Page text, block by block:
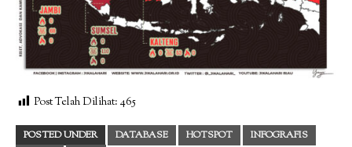
Post Telah Dilihat: 465
POSTED UNDER DATABASE HOTSPOT
INFOGRAFIS